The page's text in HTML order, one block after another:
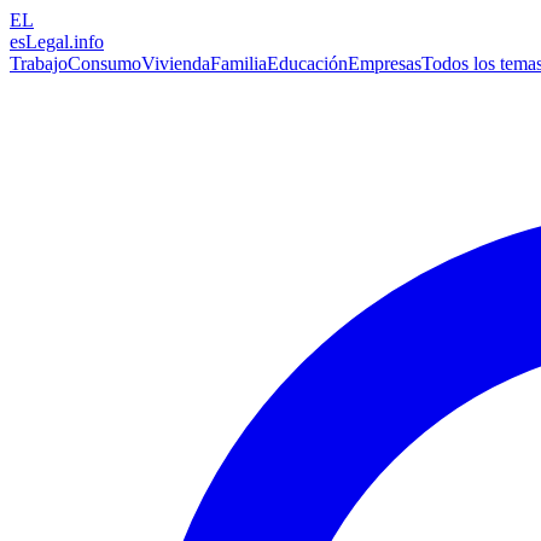
EL
esLegal.info
TrabajoConsumoViviendaFamiliaEducaciónEmpresasTodos los